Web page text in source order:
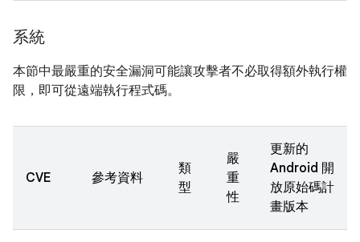
系統
本節中最嚴重的安全漏洞可能讓攻擊者不必取得額外執行權
限，即可從遠端執行程式碼。
CVE 參考資料
類
型
嚴
重
性
更新的
Android 開
放原始碼計
畫版本